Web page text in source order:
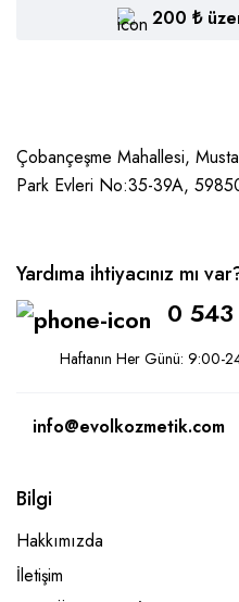
200 ₺
Çobançeşme Mahallesi,
Park Evleri No:35-39A,
Yardıma ihtiyacınız mı
0
Haftanın Her Günü: 9:00-
info@evolkozmetik.com
Bilgi
Hakkımızda
İletişim